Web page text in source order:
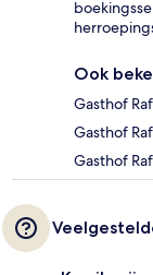
Ook
Gasthof
Gasthof
Gasthof